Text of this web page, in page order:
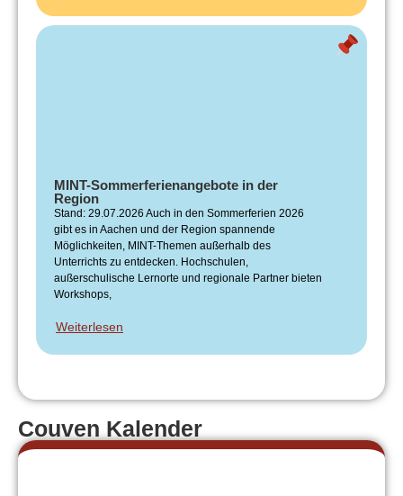
MINT-Sommerferienangebote in der
Region
Stand: 29.07.2026 Auch in den Sommerferien 2026
gibt es in Aachen und der Region spannende
Möglichkeiten, MINT-Themen außerhalb des
Unterrichts zu entdecken. Hochschulen,
außerschulische Lernorte und regionale Partner bieten
Workshops,
Weiterlesen
Couven Kalender